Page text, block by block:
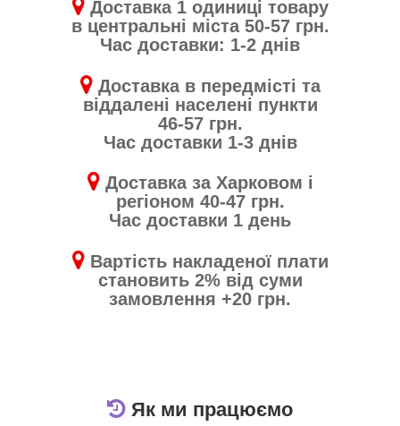
Як ми працюємо
Доставка 1 одиниці товару
в центральні міста 50-57 грн.
Час доставки: 1-2 днів
Доставка в передмісті та
віддалені населені пункти
46-57 грн.
Час доставки 1-3 днів
Доставка за Харковом і
регіоном 40-47 грн.
Час доставки 1 день
Вартість накладеної плати
становить 2% від суми
замовлення +20 грн.